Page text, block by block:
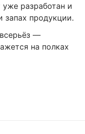
разработан и
запах продукции.
—
на полках